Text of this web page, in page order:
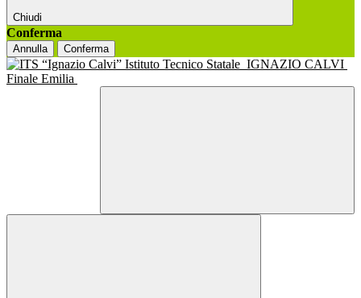
Chiudi
Conferma
Annulla Conferma
Istituto Tecnico Statale IGNAZIO CALVI
Finale Emilia